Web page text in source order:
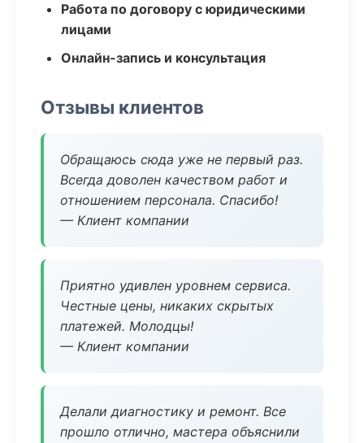
Работа по договору с юридическими
лицами
Онлайн-запись и консультация
Отзывы клиентов
Обращаюсь сюда уже не первый раз.
Всегда доволен качеством работ и
отношением персонала. Спасибо!
— Клиент компании
Приятно удивлен уровнем сервиса.
Честные цены, никаких скрытых
платежей. Молодцы!
— Клиент компании
Делали диагностику и ремонт. Все
прошло отлично, мастера объяснили